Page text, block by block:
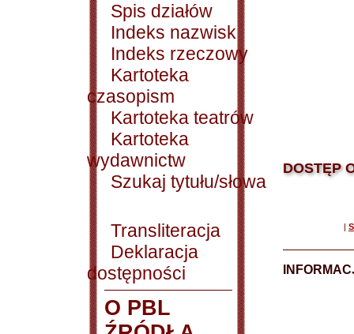
Spis działów
Indeks nazwisk
Indeks rzeczowy
Kartoteka
czasopism
Kartoteka teatrów
Kartoteka
wydawnictw
Szukaj tytułu/słowa
Transliteracja
Deklaracja
dostępności
O PBL
DOSTĘP
|